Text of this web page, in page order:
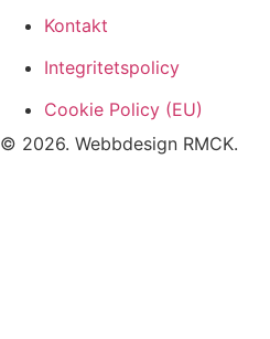
Kontakt
Integritetspolicy
Cookie Policy (EU)
© 2026. Webbdesign RMCK.